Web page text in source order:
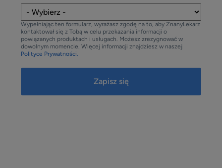
Wypełniając ten formularz, wyrażasz zgodę na to, aby ZnanyLekarz
kontaktował się z Tobą w celu przekazania informacji o
powiązanych produktach i usługach. Możesz zrezygnować w
dowolnym momencie. Więcej informacji znajdziesz w naszej
Polityce Prywatności.